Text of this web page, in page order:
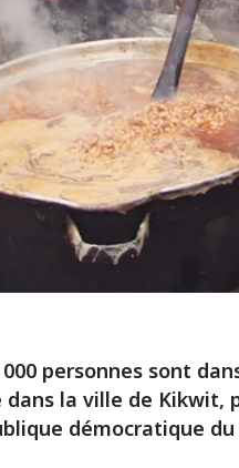
000 personnes sont
la ville de Kikwit,
démocratique du